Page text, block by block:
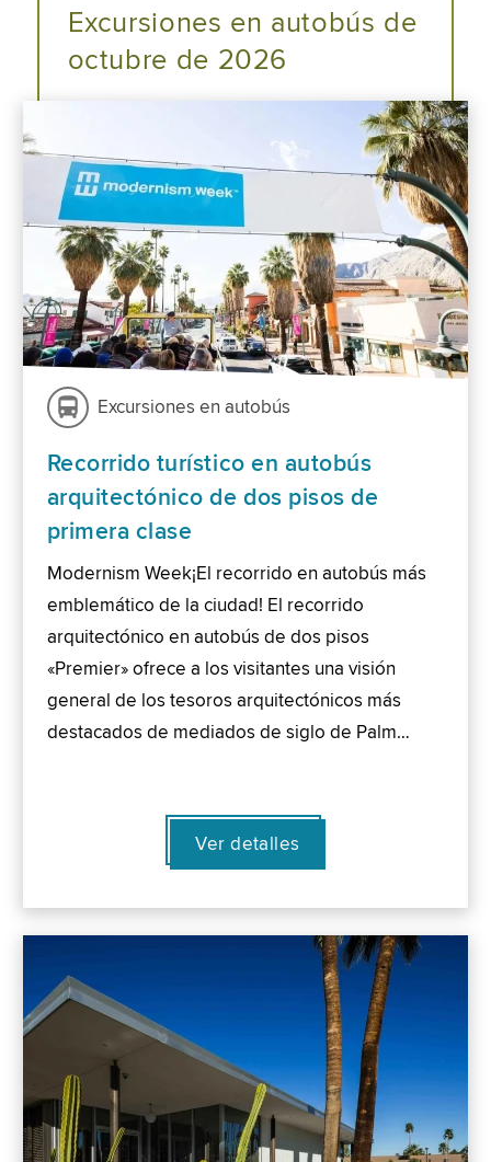
Excursiones en autobús de
octubre de 2026
Excursiones en autobús
Recorrido turístico en autobús
arquitectónico de dos pisos de
primera clase
Modernism Week¡El recorrido en autobús más
emblemático de la ciudad! El recorrido
arquitectónico en autobús de dos pisos
«Premier» ofrece a los visitantes una visión
general de los tesoros arquitectónicos más
destacados de mediados de siglo de Palm…
Ver detalles